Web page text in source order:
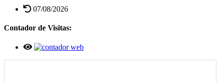
07/08/2026
Contador de Visitas: